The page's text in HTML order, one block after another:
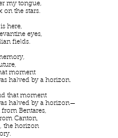
my tongue,
on the stars.
here,
eyes,
fields.
moment
halved by a horizon.
that moment
halved by a horizon—
Bentares,
Canton,
the horizon